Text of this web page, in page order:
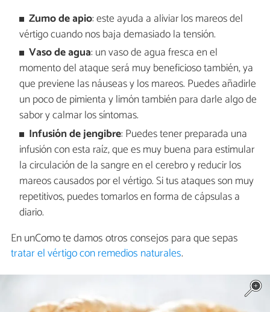
Zumo de apio: este ayuda a aliviar los mareos del
vértigo cuando nos baja demasiado la tensión.
Vaso de agua: un vaso de agua fresca en el
momento del ataque será muy beneficioso también, ya
que previene las náuseas y los mareos. Puedes añadirle
un poco de pimienta y limón también para darle algo de
sabor y calmar los síntomas.
Infusión de jengibre: Puedes tener preparada una
infusión con esta raíz, que es muy buena para estimular
la circulación de la sangre en el cerebro y reducir los
mareos causados por el vértigo. Si tus ataques son muy
repetitivos, puedes tomarlos en forma de cápsulas a
diario.
En unComo te damos otros consejos para que sepas
tratar el vértigo con remedios naturales.